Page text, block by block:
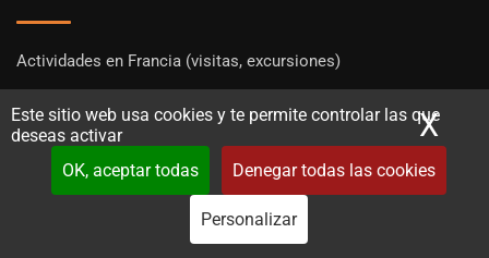
Este sitio web usa cookies y te permite controlar las que
deseas activar
OK, aceptar todas
Denegar todas las cookies
Personalizar
X
Actividades en Francia (visitas, excursiones)
Anuario de los guías oficiales de Turismo de Francia
Lo mejor de Francia y de sus regiones
¿ Quiénes somos ?